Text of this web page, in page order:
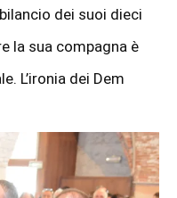
dei suoi dieci
la sua compagna è
L’ironia dei Dem